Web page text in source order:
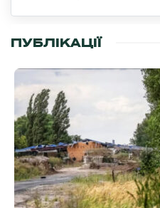
ПУБЛІКАЦІЇ